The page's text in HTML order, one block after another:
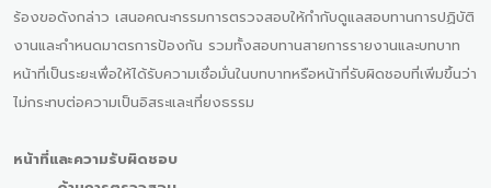
ร้องขอดังกล่าว เสนอคณะกรรมการตรวจสอบให้กำกับดูแลสอบทานการปฏิบัติ
งานและกำหนดมาตรการป้องกัน รวมทั้งสอบทานสายการรายงานและบทบาท
หน้าที่เป็นระยะเพื่อให้ได้รับความเชื่อมั่นในบทบาทหรือหน้าที่รับผิดชอบที่เพิ่มขึ้นว่า
ไม่กระทบต่อความเป็นอิสระและเที่ยงธรรม
หน้าที่และความรับผิดชอบ